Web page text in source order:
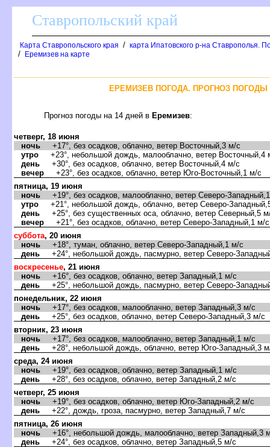
Ставропольский край
Карта Ставропольского края / карта Ипатовского р-на Ставрополья.
/ Еремизев на карте
ЕРЕМИЗЕВ ПОГОДА. ПРОГНОЗ
Прогноз погоды на 14 дней в Еремизев:
четверг, 18 июня
ночь +17°, без осадков, облачно, ветер Восточный,3 м/с
утро +23°, небольшой дождь, малооблачно, ветер Восточный,4
день +30°, без осадков, облачно, ветер Восточный,4 м/с
вечер +23°, без осадков, облачно, ветер Юго-Восточный,1 м/с
пятница, 19 июня
ночь +19°, без осадков, малооблачно, ветер Северо-
утро +21°, небольшой дождь, облачно, ветер Северо-
день +25°, без существенных оса, облачно, ветер Северный,5
вечер +21°, без осадков, облачно, ветер Северо-Западный,1 м/с
суббота, 20 июня
ночь +18°, туман, облачно, ветер Северо-Западный,1 м/с
день +24°, небольшой дождь, пасмурно, ветер Северо-
воскресенье, 21 июня
ночь +16°, без осадков, облачно, ветер Западный,1 м/с
день +25°, небольшой дождь, пасмурно, ветер Северо-
понедельник, 22 июня
ночь +17°, без осадков, малооблачно, ветер Западный,3 м/с
день +25°, без осадков, облачно, ветер Северо-Западный,3 м/с
вторник, 23 июня
ночь +17°, без осадков, малооблачно, ветер Западный,1 м/с
день +28°, небольшой дождь, облачно, ветер Юго-Западный,3
среда, 24 июня
ночь +19°, без осадков, облачно, ветер Западный,1 м/с
день +28°, без осадков, облачно, ветер Западный,2 м/с
четверг, 25 июня
ночь +19°, без осадков, облачно, ветер Юго-Западный,2 м/с
день +22°, дождь, гроза, пасмурно, ветер Западный,7 м/с
пятница, 26 июня
ночь +16°, небольшой дождь, малооблачно, ветер Западный,3
день +24°, без осадков, облачно, ветер Западный,5 м/с